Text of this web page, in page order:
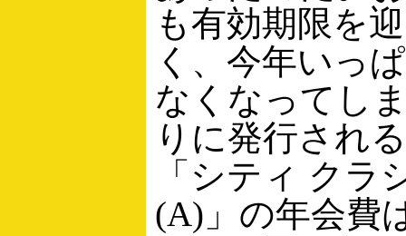
も有効期限を
く、今年いっ
なくなってし
りに発行され
「シティ クラ
(A)」の年会費